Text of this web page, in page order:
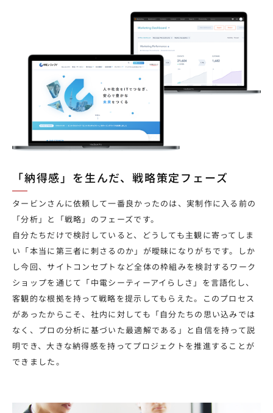
「納得感」を生んだ、戦略策定フェーズ
タービンさんに依頼して一番良かったのは、実制作に入る前の
「分析」と「戦略」のフェーズです。
自分たちだけで検討していると、どうしても主観に寄ってしま
い「本当に第三者に刺さるのか」が曖昧になりがちです。しか
し今回、サイトコンセプトなど全体の枠組みを検討するワーク
ショップを通じて「中電シーティーアイらしさ」を言語化し、
客観的な根拠を持って戦略を提示してもらえた。このプロセス
があったからこそ、社内に対しても「自分たちの思い込みでは
なく、プロの分析に基づいた最適解である」と自信を持って説
明でき、大きな納得感を持ってプロジェクトを推進することが
できました。